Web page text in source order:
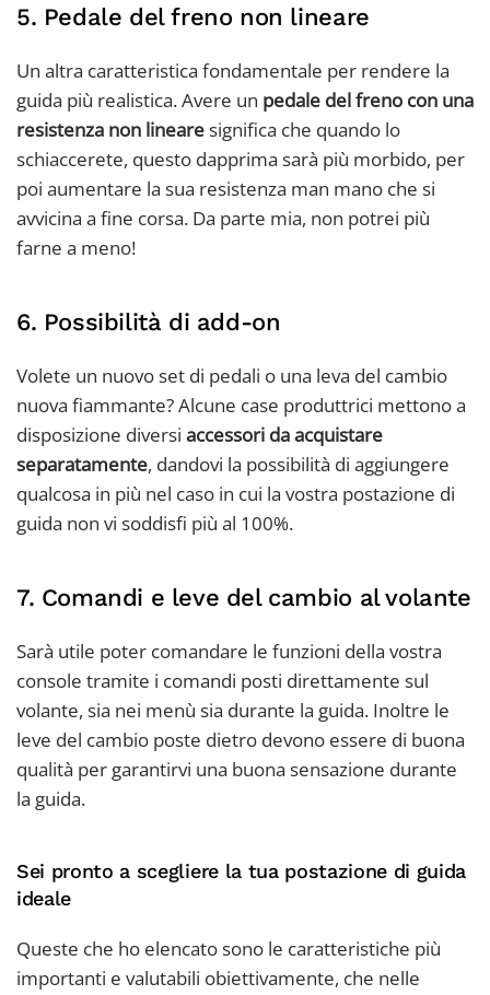
5. Pedale del freno non lineare
Un altra caratteristica fondamentale per rendere la
guida più realistica. Avere un pedale del freno con una
resistenza non linearesignifica che quando lo
schiaccerete, questo dapprima sarà più morbido, per
poi aumentare la sua resistenza man mano che si
avvicina a fine corsa. Da parte mia, non potrei più
farne a meno!
6. Possibilità di add-on
Volete un nuovo set di pedali o una leva del cambio
nuova fiammante? Alcune case produttrici mettono a
disposizione diversi accessori da acquistare
separatamente, dandovi la possibilità di aggiungere
qualcosa in più nel caso in cui la vostra postazione di
guida non vi soddisfi più al 100%.
7. Comandi e leve del cambio al volante
Sarà utile poter comandare le funzioni della vostra
console tramite i comandi posti direttamente sul
volante, sia nei menù sia durante la guida. Inoltre le
leve del cambio poste dietro devono essere di buona
qualità per garantirvi una buona sensazione durante
la guida.
Sei pronto a scegliere la tua postazione di guida
ideale
Queste che ho elencato sono le caratteristiche più
importanti e valutabili obiettivamente, che nelle